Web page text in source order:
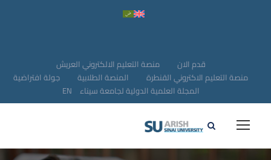
قدم الان
منصة التعليم الالكتروني العريش
منصة التعليم الاكتروني القنطرة
المنصة الطلابية
جولة افتراضية
المجلة العلمية الدولية لجامعة سيناء EN